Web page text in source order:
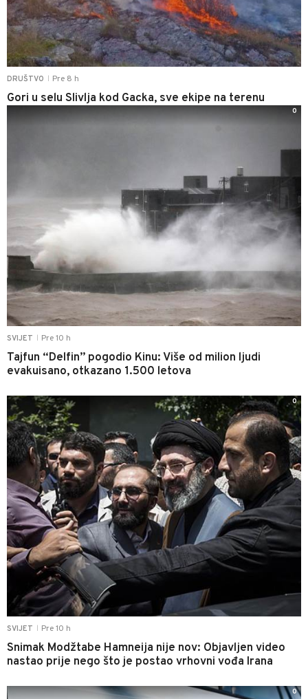
DRUŠTVO Pre 8 h
Gori u selu Slivlja kod Gacka, sve ekipe na terenu
SVIJET Pre 10 h
Tajfun “Delfin” pogodio Kinu: Više od milion ljudi
evakuisano, otkazano 1.500 letova
0
SVIJET Pre 10 h
Snimak Modžtabe Hamneija nije nov: Objavljen video
nastao prije nego što je postao vrhovni vođa Irana
0
0